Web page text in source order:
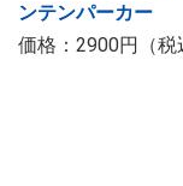
ンテンパーカー
価格：2900円（税